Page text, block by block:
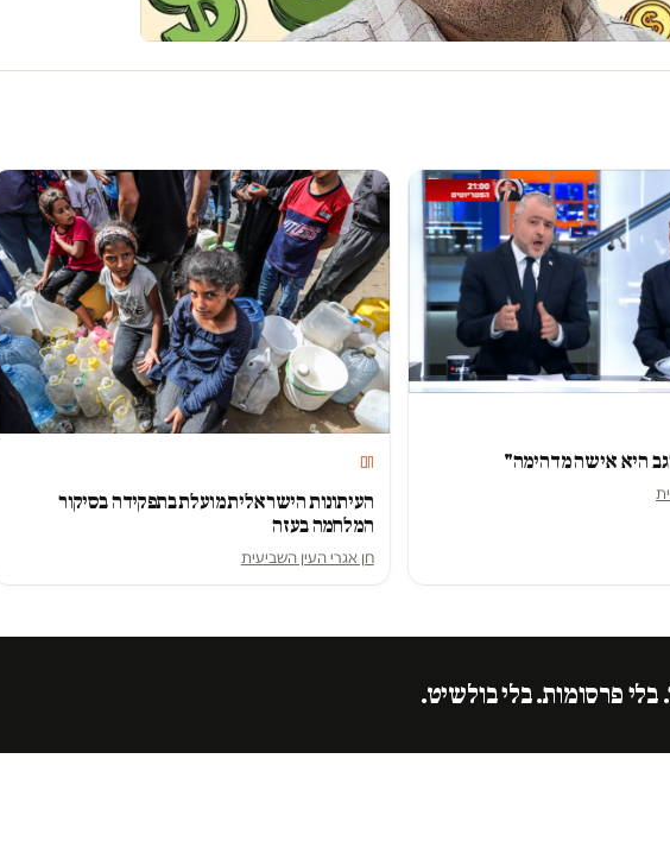
חם
העיתונות הישראלית מועלת בתפקידה בסיקור
המלחמה בעזה
חן אגרי העין השביעית
בלי פרסומות. בלי בולשיט.